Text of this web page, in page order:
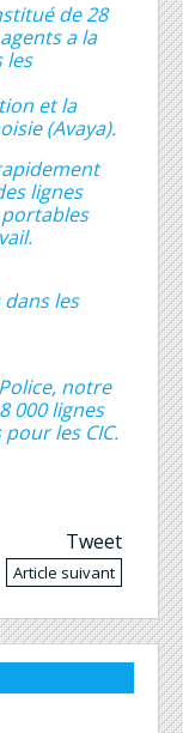
de 28
a la
les
et la
(Avaya).
lignes
les
notre
000 lignes
les CIC.
Tweet
Article suivant